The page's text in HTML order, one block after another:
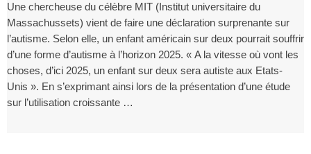
représentants de riverains, c’est Non !
saisonniers des châteaux du Médoc.
Travailleurs saisonniers étrangers sur le
Médoc : d’opportunisme en hypocrisie.
Le Travailleur agricole, un travailleur comme
les autres ?
Une charte d’excellence qui peine à
masquer une médiocrité générale.
Com de presse : Position asso sur chartes
Une chercheuse du célèbre MIT (Institut universitaire du
Massachussets) vient de faire une déclaration surprenante sur
l’autisme. Selon elle, un enfant américain sur deux pourrait souffrir
d’une forme d’autisme à l’horizon 2025. « A la vitesse où vont les
choses, d’ici 2025, un enfant sur deux sera autiste aux Etats-
Unis ». En s’exprimant ainsi lors de la présentation d’une étude
sur l’utilisation croissante …